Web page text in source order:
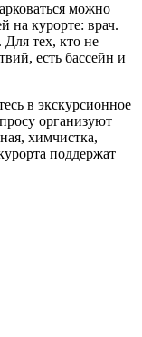
можно
на курорте: врач.
тех, кто не
есть бассейн и
в экскурсионное
организуют
химчистка,
поддержат